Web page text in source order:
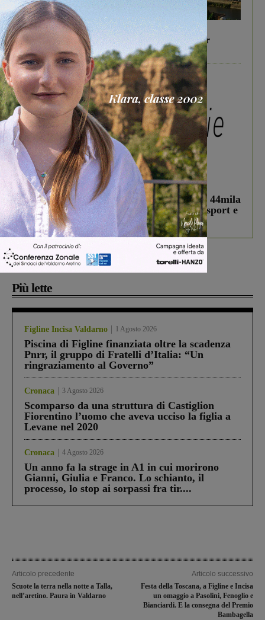
In vetrina 6 Agosto 2026
Gita di famiglia a Firenze: 5 idee per far
divertire i tuoi figli
In vetrina 3 Agosto 2026
Estra Notizie agosto: Smart Cities, oltre 44mila
studenti coinvolti, torna il bando per lo sport e
debutta il podcast Estrair
Più lette
Figline Incisa Valdarno 1 Agosto 2026
Piscina di Figline finanziata oltre la scadenza
Pnrr, il gruppo di Fratelli d’Italia: “Un
ringraziamento al Governo”
Cronaca 3 Agosto 2026
Scomparso da una struttura di Castiglion
Fiorentino l’uomo che aveva ucciso la figlia a
Levane nel 2020
Cronaca 4 Agosto 2026
Un anno fa la strage in A1 in cui morirono
Gianni, Giulia e Franco. Lo schianto, il
processo, lo stop ai sorpassi fra tir....
Articolo precedente
Scuote la terra nella notte a Talla,
nell’aretino. Paura in Valdarno
Articolo successivo
Festa della Toscana, a Figline e Incisa
un omaggio a Pasolini, Fenoglio e
Bianciardi. E la consegna del Premio
Bambagella